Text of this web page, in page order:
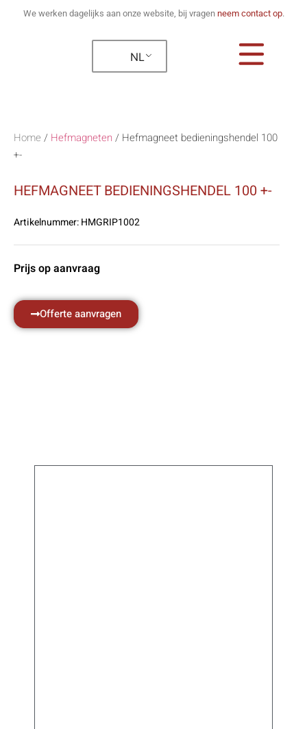
We werken dagelijks aan onze website, bij vragen neem contact op.
NL
Home / Hefmagneten / Hefmagneet bedieningshendel 100
+-
HEFMAGNEET BEDIENINGSHENDEL 100 +-
Artikelnummer:HMGRIP1002
Prijs op aanvraag
Offerte aanvragen